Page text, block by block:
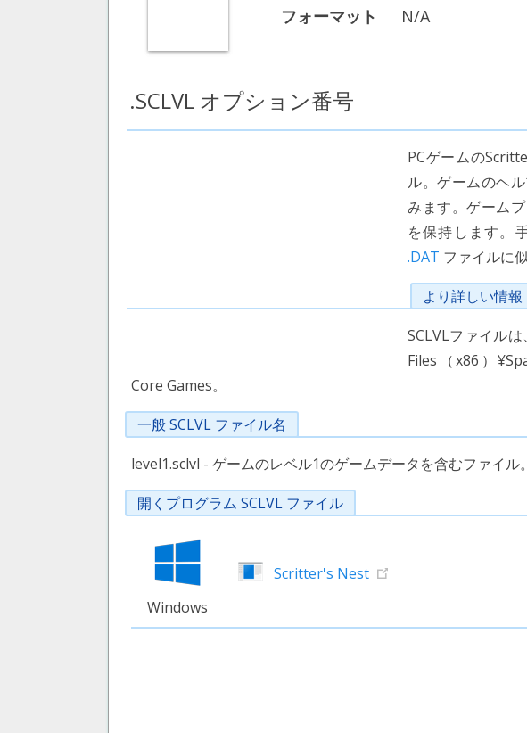
フォーマット
N/A
.SCLVL オプション番号
PCゲームの
ル。ゲームのヘ
みます。ゲーム
を保持します。
.DAT ファイルに
より詳しい情報
SCLVLファイル
Files（x86）
Core Games。
一般 SCLVL ファイル名
level1.sclvl - ゲームのレベル1のゲームデータを含むファイル。
開くプログラム SCLVL ファイル
Windows
Scritter's Nest